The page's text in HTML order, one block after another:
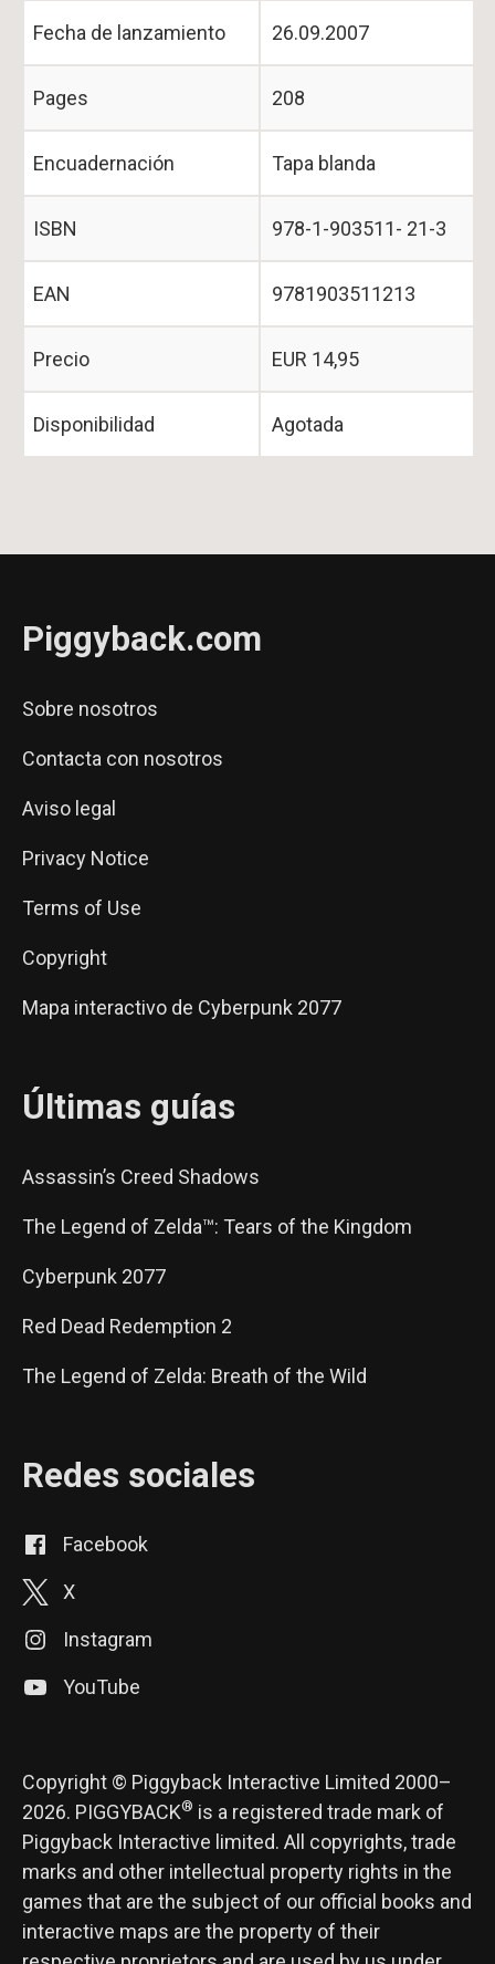
Fecha de lanzamiento 26.09.2007
Pages 208
Encuadernación Tapa blanda
ISBN 978-1-903511- 21-3
EAN 9781903511213
Precio EUR 14,95
Disponibilidad Agotada
Piggyback.com
Sobre nosotros
Contacta con nosotros
Aviso legal
Privacy Notice
Terms of Use
Copyright
Mapa interactivo de Cyberpunk 2077
Últimas guías
Assassin’s Creed Shadows
The Legend of Zelda™: Tears of the Kingdom
Cyberpunk 2077
Red Dead Redemption 2
The Legend of Zelda: Breath of the Wild
Redes sociales
Facebook
X
Instagram
YouTube
Copyright © Piggyback Interactive Limited 2000–
2026. PIGGYBACK® is a registered trade mark of
Piggyback Interactive limited. All copyrights, trade
marks and other intellectual property rights in the
games that are the subject of our official books and
interactive maps are the property of their